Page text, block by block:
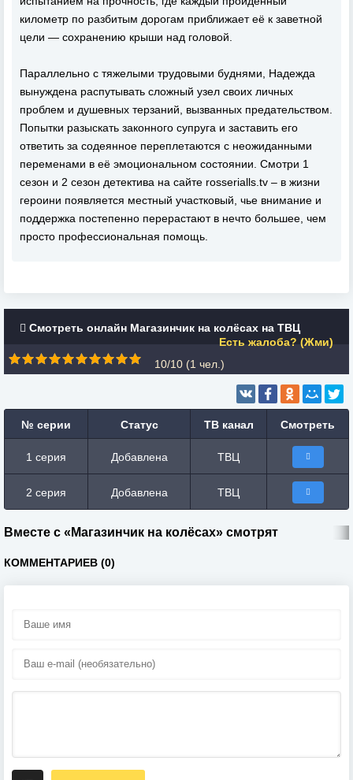
километр по разбитым дорогам приближает её к заветной
цели — сохранению крыши над головой.
Параллельно с тяжелыми трудовыми буднями, Надежда
вынуждена распутывать сложный узел своих личных
проблем и душевных терзаний, вызванных предательством.
Попытки разыскать законного супруга и заставить его
ответить за содеянное переплетаются с неожиданными
переменами в её эмоциональном состоянии. Смотри 1
сезон и 2 сезон детектива на сайте rosserialls.tv – в жизни
героини появляется местный участковый, чье внимание и
поддержка постепенно перерастают в нечто большее, чем
просто профессиональная помощь.
Смотреть онлайн Магазинчик на колёсах на ТВЦ
Есть жалоба? (Жми)
10/10 (1 чел.)
№ серии Статус ТВ канал Смотреть
1 серия Добавлена ТВЦ
2 серия Добавлена ТВЦ
Вместе с «Магазинчик на колёсах» смотрят
КОММЕНТАРИЕВ (0)